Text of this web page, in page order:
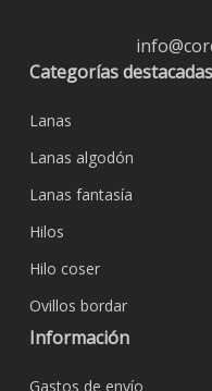
Categorías destacadas
Lanas
Lanas algodón
Lanas fantasía
Hilos
Hilo coser
Ovillos bordar
Información
Gastos de envío